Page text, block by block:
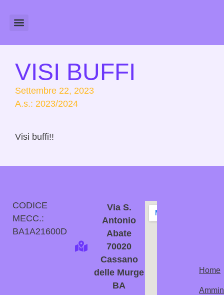
VISI BUFFI
Settembre 22, 2023
A.s.: 2023/2024
Visi buffi!!
CODICE
MECC.:
BA1A21600D
Via S.
Antonio
Abate
70020
Cassano
delle Murge
BA
Home